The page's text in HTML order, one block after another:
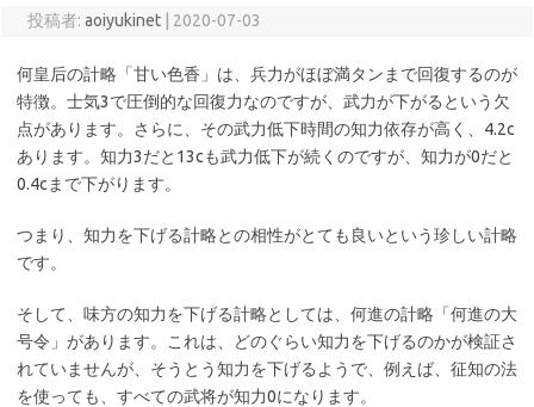
投稿者: aoiyukinet 2020-07-03
何皇后の計略「甘い色香」は、兵力がほぼ満タンまで回復するのが
特徴。士気3で圧倒的な回復力なのですが、武力が下がるという欠
点があります。さらに、その武力低下時間の知力依存が高く、4.2c
あります。知力3だと13cも武力低下が続くのですが、知力が0だと
0.4cまで下がります。
つまり、知力を下げる計略との相性がとても良いという珍しい計略
です。
そして、味方の知力を下げる計略としては、何進の計略「何進の大
号令」があります。これは、どのぐらい知力を下げるのかが検証さ
れていませんが、そうとう知力を下げるようで、例えば、征知の法
を使っても、すべての武将が知力0になります。